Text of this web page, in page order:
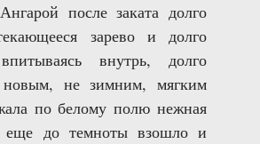
после заката долго
зарево и долго
внутрь, долго
не зимним, мягким
по белому полю нежная
еще до темноты взошло и